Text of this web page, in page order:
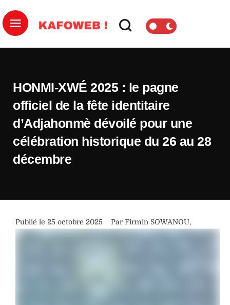
HONMI-XWÉ 2025 : le pagne
officiel de la fête identitaire
d’Adjahonmè dévoilé pour une
célébration historique du 26 au 28
décembre
Publié le 25 octobre 2025 Par Firmin SOWANOU,